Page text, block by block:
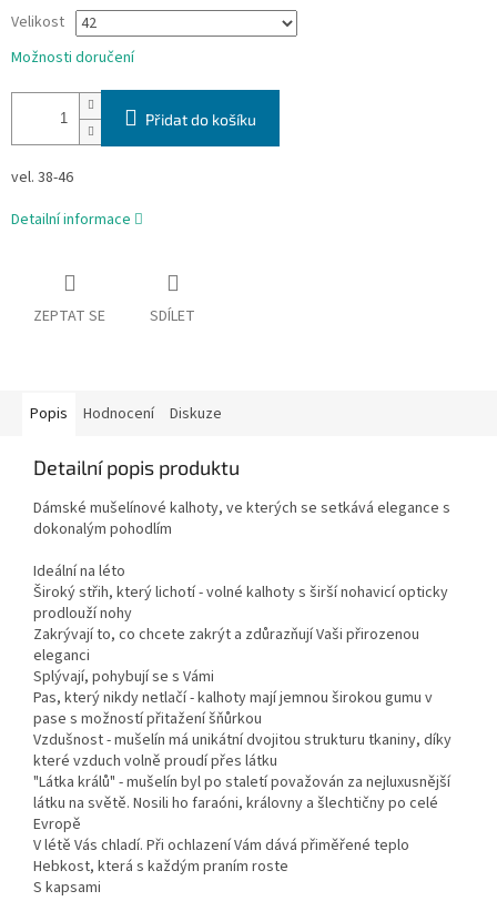
Velikost
Možnosti doručení
Přidat do košíku
vel. 38-46
Detailní informace
ZEPTAT SE SDÍLET
Popis Hodnocení Diskuze
Detailní popis produktu
Dámské mušelínové kalhoty, ve kterých se setkává elegance s
dokonalým pohodlím
Ideální na léto
Široký střih, který lichotí - volné kalhoty s širší nohavicí opticky
prodlouží nohy
Zakrývají to, co chcete zakrýt a zdůrazňují Vaši přirozenou
eleganci
Splývají, pohybují se s Vámi
Pas, který nikdy netlačí - kalhoty mají jemnou širokou gumu v
pase s možností přitažení šňůrkou
Vzdušnost - mušelín má unikátní dvojitou strukturu tkaniny, díky
které vzduch volně proudí přes látku
"Látka králů" - mušelín byl po staletí považován za nejluxusnější
látku na světě. Nosili ho faraóni, královny a šlechtičny po celé
Evropě
V létě Vás chladí. Při ochlazení Vám dává přiměřené teplo
Hebkost, která s každým praním roste
S kapsami